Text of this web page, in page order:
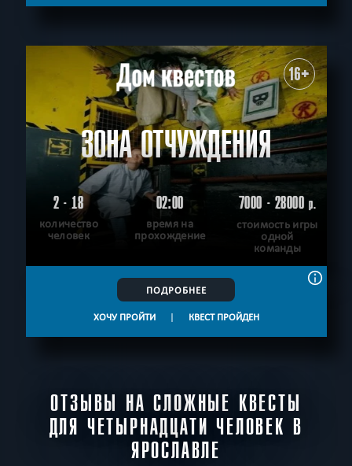
16+
ЗОНА ОТЧУЖДЕНИЯ
2 - 18
количество
человек
02:00
время на
прохождение
7000 - 28000р.
стоимость игры
одной
команды
ПОДРОБНЕЕ
ХОЧУ ПРОЙТИ | КВЕСТ ПРОЙДЕН
ОТЗЫВЫ НА СЛОЖНЫЕ КВЕСТЫ
ДЛЯ ЧЕТЫРНАДЦАТИ ЧЕЛОВЕК В
ЯРОСЛАВЛЕ